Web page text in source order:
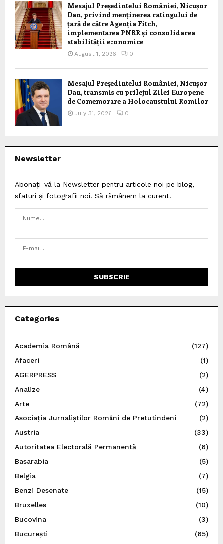
Mesajul Președintelui României, Nicușor
Dan, privind menținerea ratingului de
țară de către Agenția Fitch,
implementarea PNRR și consolidarea
stabilității economice
August 1, 2026 0
Mesajul Președintelui României, Nicușor
Dan, transmis cu prilejul Zilei Europene
de Comemorare a Holocaustului Romilor
July 31, 2026 0
Newsletter
Abonați-vă la Newsletter pentru articole noi pe blog,
sfaturi și fotografii noi. Să rămânem la curent!
Categories
Academia Română
(127)
Afaceri
(1)
AGERPRESS
(2)
Analize
(4)
Arte
(72)
Asociația Jurnaliștilor Români de Pretutindeni
(2)
Austria
(33)
Autoritatea Electorală Permanentă
(6)
Basarabia
(5)
Belgia
(7)
Benzi Desenate
(15)
Bruxelles
(10)
Bucovina
(3)
București
(65)